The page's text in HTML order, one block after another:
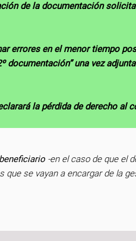
de la documentación
errores en el menor tiempo
una vez
la pérdida de derecho al
beneficiario-en el caso de que el
se vayan a encargar de la